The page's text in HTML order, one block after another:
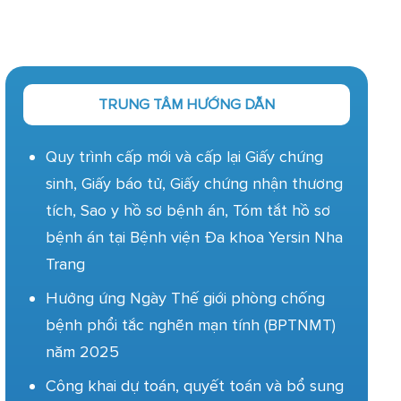
TRUNG TÂM HƯỚNG DẪN
Quy trình cấp mới và cấp lại Giấy chứng
sinh, Giấy báo tử, Giấy chứng nhận thương
tích, Sao y hồ sơ bệnh án, Tóm tắt hồ sơ
bệnh án tại Bệnh viện Đa khoa Yersin Nha
Trang
Hưởng ứng Ngày Thế giới phòng chống
bệnh phổi tắc nghẽn mạn tính (BPTNMT)
năm 2025
Công khai dự toán, quyết toán và bổ sung